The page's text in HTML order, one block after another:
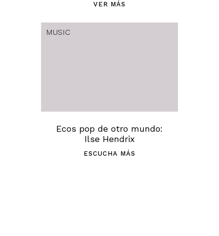
VER MÁS
MUSIC
Ecos pop de otro mundo:
Ilse Hendrix
ESCUCHA MÁS